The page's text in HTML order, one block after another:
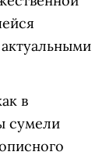
в
сумели